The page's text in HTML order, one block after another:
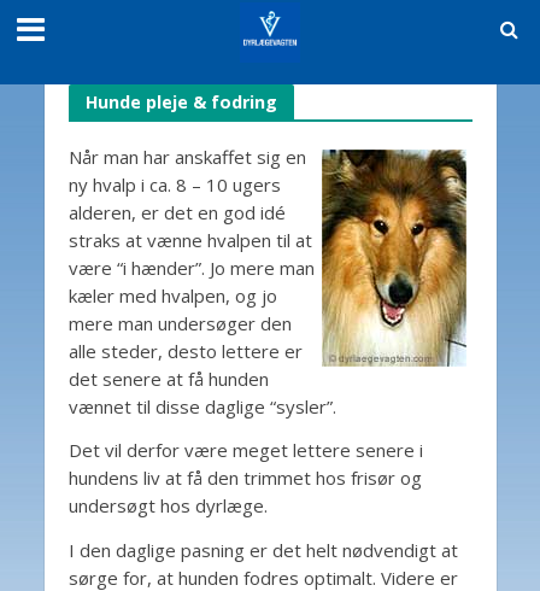
Hunde pleje & fodring
Når man har anskaffet sig en
ny hvalp i ca. 8 – 10 ugers
alderen, er det en god idé
straks at vænne hvalpen til at
være “i hænder”. Jo mere man
kæler med hvalpen, og jo
mere man undersøger den
alle steder, desto lettere er
det senere at få hunden
vænnet til disse daglige “sysler”.
Det vil derfor være meget lettere senere i
hundens liv at få den trimmet hos frisør og
undersøgt hos dyrlæge.
I den daglige pasning er det helt nødvendigt at
sørge for, at hunden fodres optimalt. Videre er